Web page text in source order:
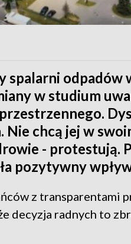
spalarni odpadów
w studium
chcą jej w
- protestują.
pozytywny
z transparentami
decyzja radnych to